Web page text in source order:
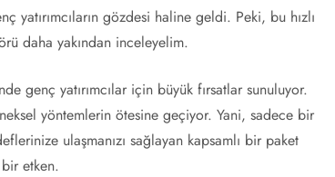
yatırımcıların gözdesi haline geldi. Peki, bu hızlı
daha yakından inceleyelim.
genç yatırımcılar için büyük fırsatlar sunuluyor.
yöntemlerin ötesine geçiyor. Yani, sadece bir
ulaşmanızı sağlayan kapsamlı bir paket
etken.